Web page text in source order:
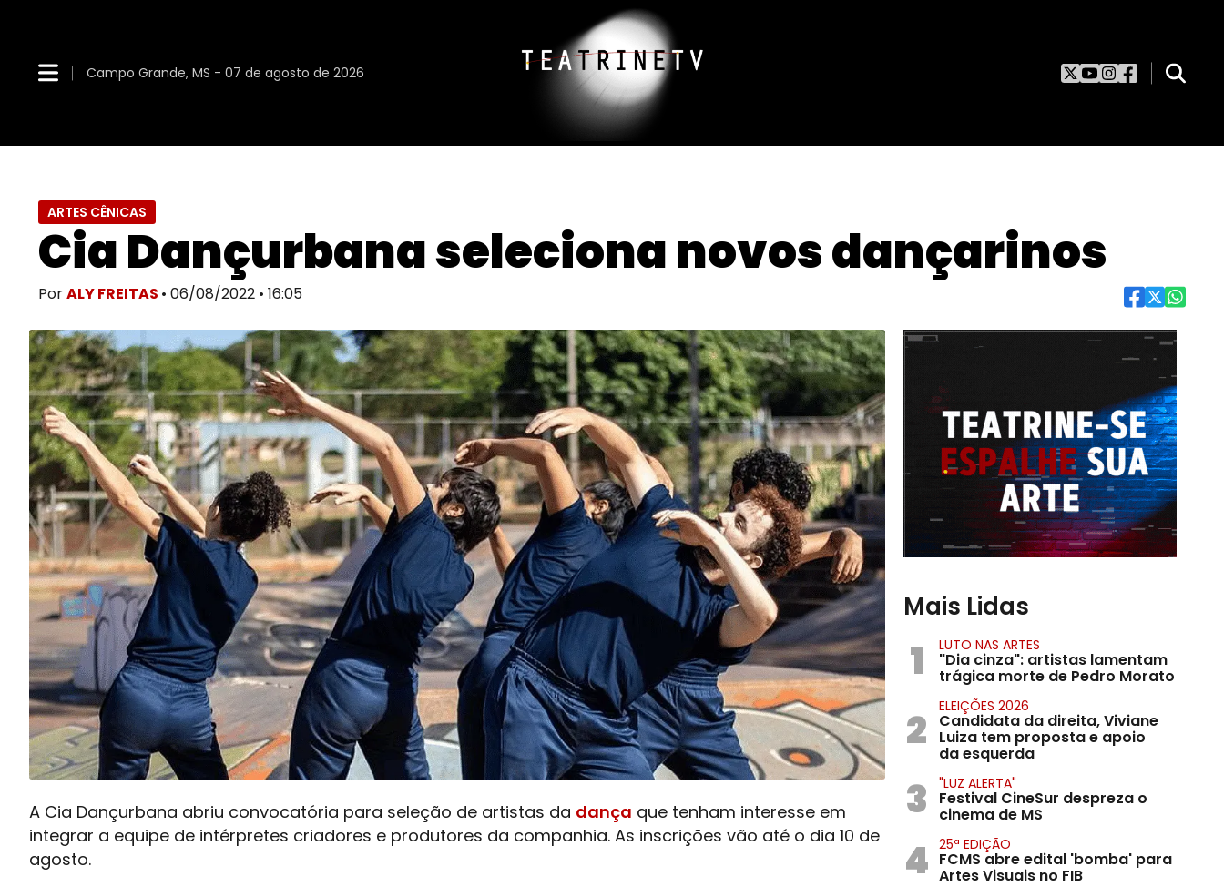
Campo Grande, MS - 07 de agosto de 2026
ARTES CÊNICAS
Cia Dançurbana seleciona novos dançarinos
PorALY FREITAS • 06/08/2022 • 16:05
A Cia Dançurbana abriu convocatória para seleção de artistas da dança que tenham interesse em
integrar a equipe de intérpretes criadores e produtores da companhia. As inscrições vão até o dia 10 de
agosto.
Mais Lidas
1 LUTO NAS ARTES
"Dia cinza": artistas lamentam
trágica morte de Pedro Morato
2 ELEIÇÕES 2026
Candidata da direita, Viviane
Luiza tem proposta e apoio
da esquerda
3 "LUZ ALERTA"
Festival CineSur despreza o
cinema de MS
4 25ª EDIÇÃO
FCMS abre edital 'bomba' para
Artes Visuais no FIB